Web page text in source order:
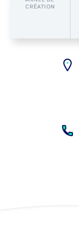
CRÉATION